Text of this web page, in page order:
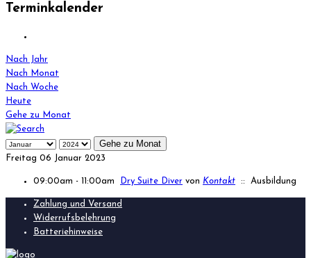
Terminkalender
Nach Jahr
Nach Monat
Nach Woche
Heute
Gehe zu Monat
Gehe zu Monat
Freitag 06 Januar 2023
09:00am - 11:00am Dry Suite Diver von Kontakt :: Ausbildung
Zahlung und Versand
Widerrufsbelehrung
Batteriehinweise